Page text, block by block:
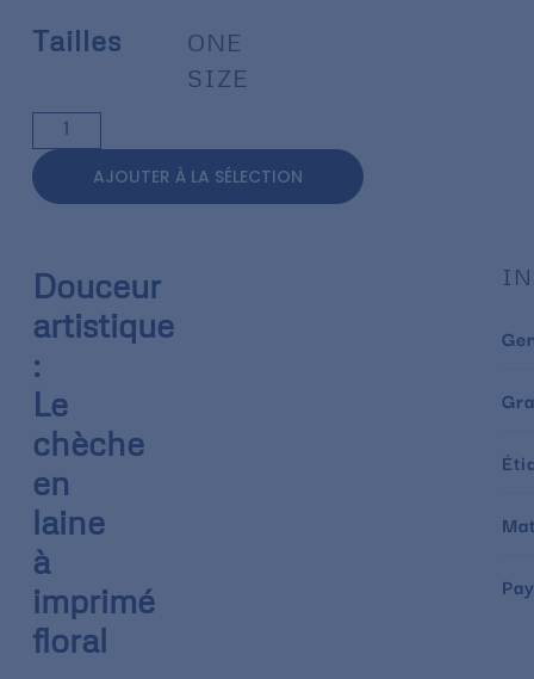
Tailles
ONE
SIZE
AJOUTER À LA SÉLECTION
Douceur
artistique
:
Le
chèche
en
laine
à
imprimé
floral